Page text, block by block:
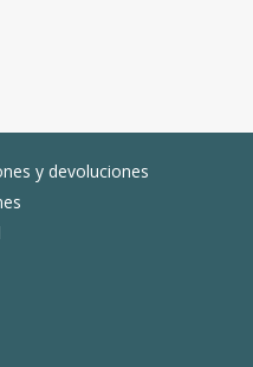
y devoluciones